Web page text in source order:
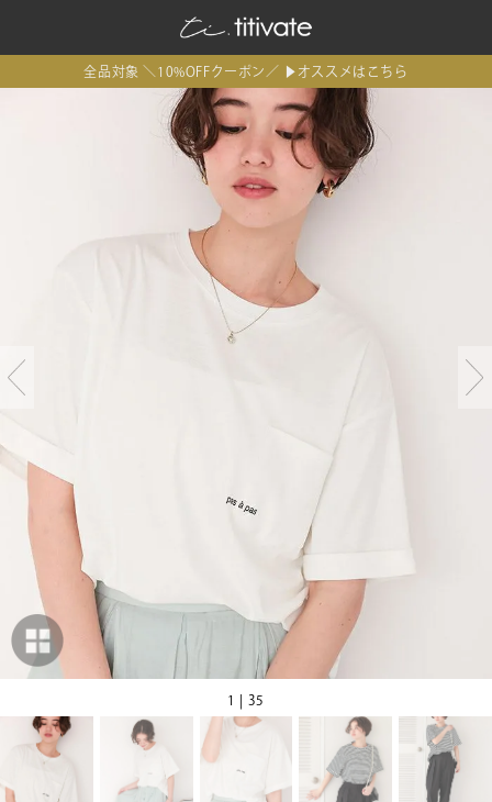
全品対象 ＼10%OFFクーポン／ ▶オススメはこちら
1 | 35